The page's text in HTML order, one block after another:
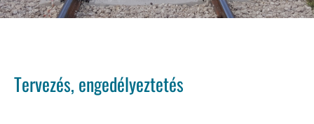
Tervezés, engedélyeztetés